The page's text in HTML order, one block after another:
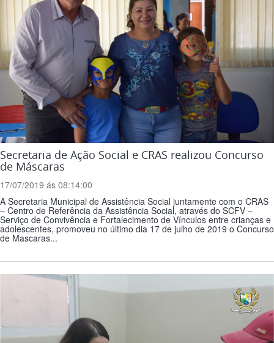
Secretaria de Ação Social e CRAS realizou Concurso
de Máscaras
17/07/2019 ás 08:14:00
A Secretaria Municipal de Assistência Social juntamente com o CRAS
– Centro de Referência da Assistência Social, através do SCFV –
Serviço de Convivência e Fortalecimento de Vínculos entre crianças e
adolescentes, promoveu no último dia 17 de julho de 2019 o Concurso
de Mascaras...